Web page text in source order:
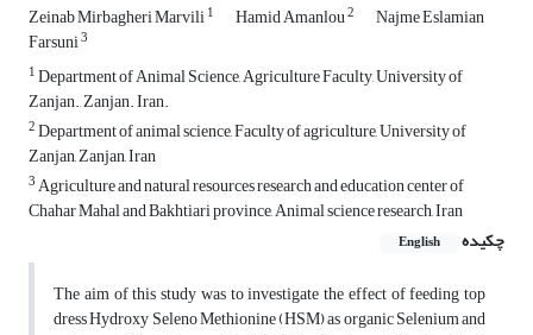
Zeinab Mirbagheri Marvili1 Hamid Amanlou2 Najme Eslamian
Farsuni3
1Department of Animal Science, Agriculture Faculty, University of
Zanjan., Zanjan. Iran.
2Department of animal science, Faculty of agriculture, University of
Zanjan, Zanjan, Iran
3Agriculture and natural resources research and education center of
Chahar Mahal and Bakhtiari province, Animal science research, Iran
چکیده
English
The aim of this study was to investigate the effect of feeding top
dress Hydroxy Seleno Methionine (HSM) as organic Selenium and